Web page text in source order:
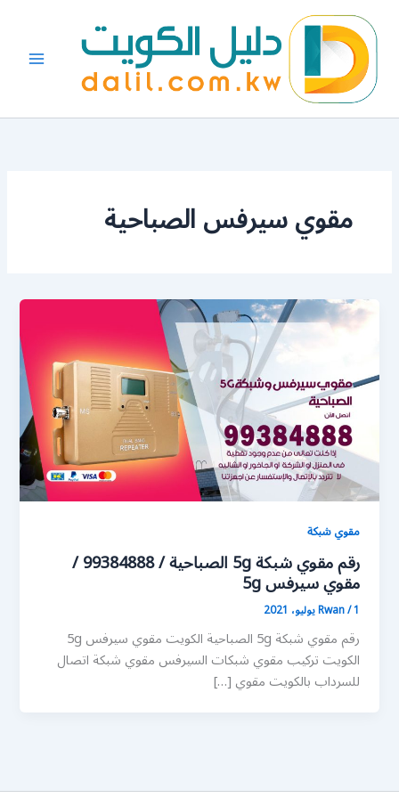
المحتوى
مقوي سيرفس الصباحية
مقوي شبكة
رقم مقوي شبكة 5g الصباحية / 99384888 /
مقوي سيرفس 5g
Rwan/1 يوليو، 2021
رقم مقوي شبكة 5g الصباحية الكويت مقوي سيرفس 5g
الكويت تركيب مقوي شبكات السيرفس مقوي شبكة اتصال
للسرداب بالكويت مقوي […]